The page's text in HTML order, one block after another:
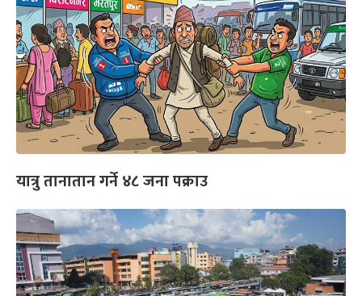
यात्रु तानातान गर्ने ४८ जना पक्राउ